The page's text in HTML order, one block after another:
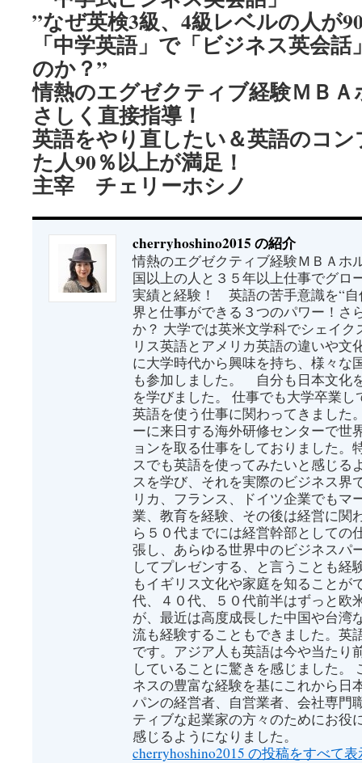
”なぜ英検3級、4級レベルの人が
「中学英語」で「ビジネス英会
のか？”
情熱のエグゼクティブ経験ＭＢ
さしく直接指導！
英語をやり直したい＆英語のコ
た人90％以上が満足！
主宰 チェリーホシノ
cherryhoshino2015 の紹介
情熱のエグゼクティブ経験ＭＢＡホ
国以上の人と３５年以上仕事でグロ
実績と経験！ 英語の苦手意識を“自
界と仕事ができる３つのパワー！さ
か？ 大学では英米文学科でシェイ
リス英語とアメリカ英語の違いや文
に大学時代から興味を持ち、様々な
も参加しました。 自分も日本文化
を学びました。 仕事でも大学卒業
英語を使う仕事に関わってきました
ーに来日する海外研修センターで世
ョンを取る仕事をしておりました。
スでも英語を使ってみたいと感じる
スを学び、それを実際のビジネス界
リカ、フランス、ドイツ企業でもマ
業、教育を経験、その後は経営に関
ら５０代までには経営幹部としての
張し、あらゆる世界中のビジネスパ
してプレゼンする、と言うことも経
もイギリス文化や家庭を知ることが
代、４０代、５０代前半はずっと欧
が、最近は高度成長した中国や台湾
流も経験することもできました。英
です。アジア人も英語は今や当たり
していることに驚きを感じました。
ネスの豊富な経験を基にこれから日
パンの経営者、自営業者、会社専門
ティブな起業家の方々のためにお役
感じるようになりました。
cherryhoshino2015 の投稿をすべて